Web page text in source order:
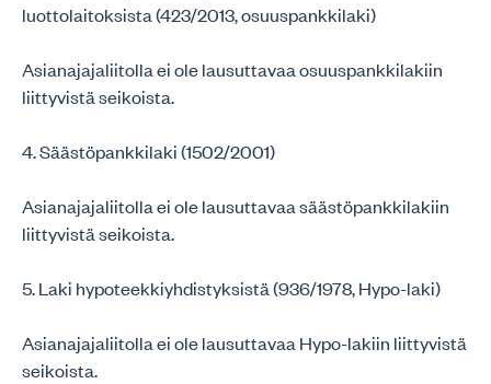
luottolaitoksista (423/2013, osuuspankkilaki)
Asianajajaliitolla ei ole lausuttavaa osuuspankkilakiin
liittyvistä seikoista.
4. Säästöpankkilaki (1502/2001)
Asianajajaliitolla ei ole lausuttavaa säästöpankkilakiin
liittyvistä seikoista.
5. Laki hypoteekkiyhdistyksistä (936/1978, Hypo-laki)
Asianajajaliitolla ei ole lausuttavaa Hypo-lakiin liittyvistä
seikoista.